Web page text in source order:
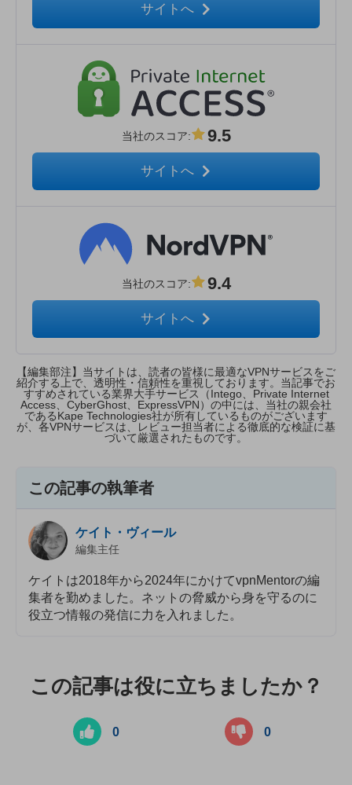
サイトへ
当社のスコア: 9.5
サイトへ
当社のスコア: 9.4
サイトへ
【編集部注】当サイトは、読者の皆様に最適なVPNサービスをご
紹介する上で、透明性・信頼性を重視しております。当記事でお
すすめされている業界大手サービス（Intego、Private Internet
Access、CyberGhost、ExpressVPN）の中には、当社の親会社
であるKape Technologies社が所有しているものがございます
が、各VPNサービスは、レビュー担当者による徹底的な検証に基
づいて厳選されたものです。
この記事の執筆者
ケイト・ヴィール
編集主任
ケイトは2018年から2024年にかけてvpnMentorの編
集者を勤めました。ネットの脅威から身を守るのに
役立つ情報の発信に力を入れました。
この記事は役に立ちましたか？
0 0